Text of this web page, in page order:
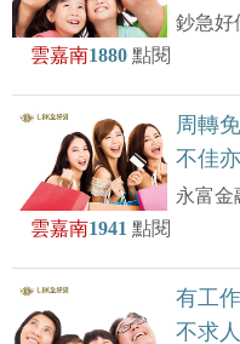
鈔急好
雲嘉南1880 點閱
周轉
不佳
永富金
雲嘉南1941 點閱
有工
不求